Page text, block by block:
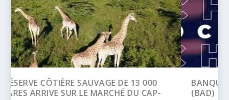
BANQUE AFRICAINE DE DÉVELOPPEMENT
(BAD) – ASSEMBLÉE ANNUELLES 2026 :